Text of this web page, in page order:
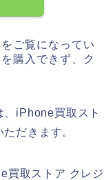
ご覧になってい
購入できず、ク
iPhone買取スト
だきます。
買取ストア クレジ